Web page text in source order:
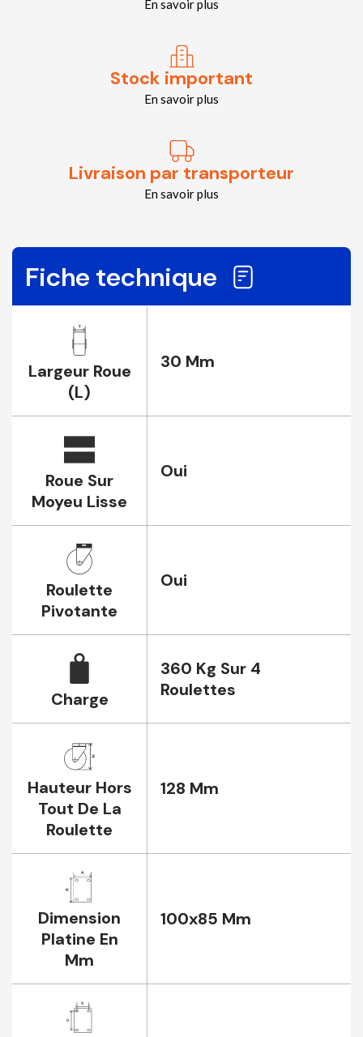
En savoir plus
Stock important
En savoir plus
Livraison par transporteur
En savoir plus
Fiche technique
Largeur Roue
(L)
30 Mm
Roue Sur
Moyeu Lisse
Oui
Roulette
Pivotante
Oui
Charge
360 Kg Sur 4
Roulettes
Hauteur Hors
Tout De La
Roulette
128 Mm
Dimension
Platine En
Mm
100x85 Mm